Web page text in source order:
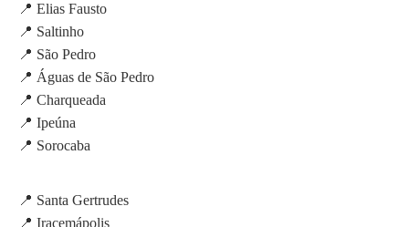
📍 Elias Fausto
📍 Saltinho
📍 São Pedro
📍 Águas de São Pedro
📍 Charqueada
📍 Ipeúna
📍 Sorocaba
📍 Santa Gertrudes
📍 Iracemápolis